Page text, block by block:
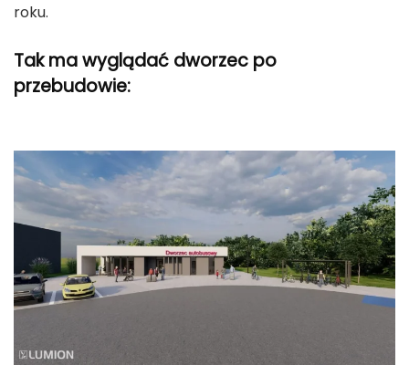
roku.
Tak ma wyglądać dworzec po
przebudowie: